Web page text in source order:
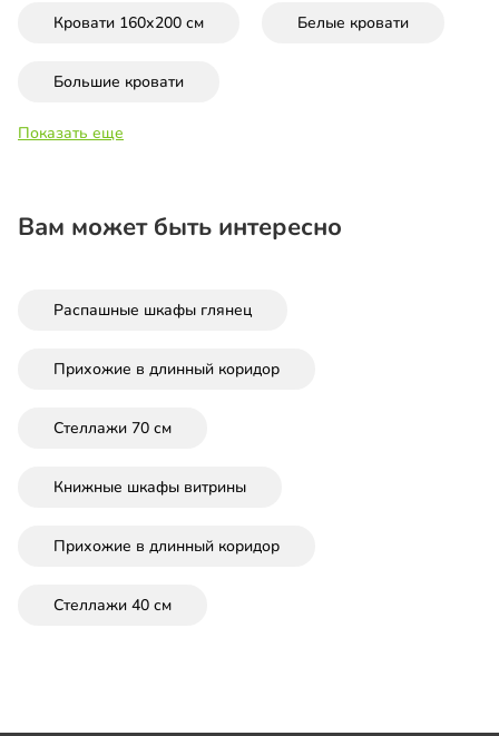
Кровати 160х200 см Белые кровати
Большие кровати
Показать еще
Вам может быть интересно
Распашные шкафы глянец
Прихожие в длинный коридор
Стеллажи 70 см
Книжные шкафы витрины
Прихожие в длинный коридор
Стеллажи 40 см